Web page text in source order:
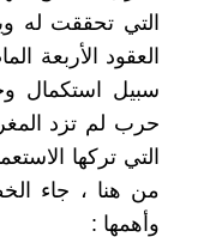
التي تحققت له
العقود الأربعة
سبيل استكمال
حرب لم تزد
التي تركها
من هنا ، جاء
وأهمها :